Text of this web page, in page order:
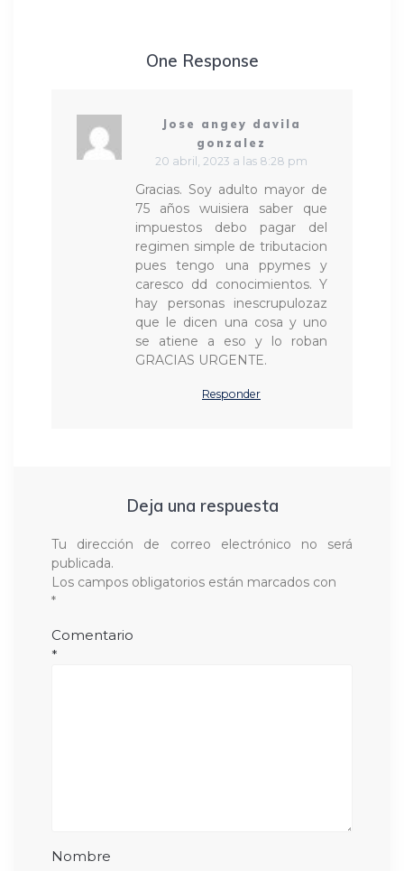
One Response
Jose angey davila
gonzalez
20 abril, 2023 a las 8:28 pm
Gracias. Soy adulto mayor de
75 años wuisiera saber que
impuestos debo pagar del
regimen simple de tributacion
pues tengo una ppymes y
caresco dd conocimientos. Y
hay personas inescrupulozaz
que le dicen una cosa y uno
se atiene a eso y lo roban
GRACIAS URGENTE.
Responder
Deja una respuesta
Tu dirección de correo electrónico no será
publicada.
Los campos obligatorios están marcados con
*
Comentario
*
Nombre